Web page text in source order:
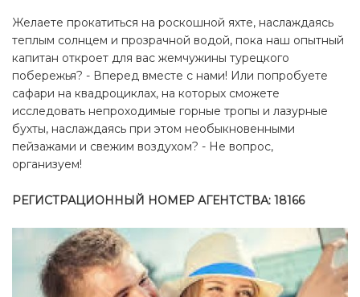
Желаете прокатиться на роскошной яхте, наслаждаясь
теплым солнцем и прозрачной водой, пока наш опытный
капитан откроет для вас жемчужины турецкого
побережья? - Вперед вместе с нами! Или попробуете
сафари на квадроциклах, на которых сможете
исследовать непроходимые горные тропы и лазурные
бухты, наслаждаясь при этом необыкновенными
пейзажами и свежим воздухом? - Не вопрос,
организуем!
РЕГИСТРАЦИОННЫЙ НОМЕР АГЕНТСТВА: 18166